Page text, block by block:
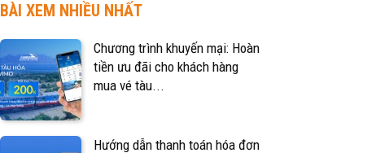
BÀI XEM NHIỀU NHẤT
Chương trình khuyến mại: Hoàn
tiền ưu đãi cho khách hàng
mua vé tàu...
Hướng dẫn thanh toán hóa đơn